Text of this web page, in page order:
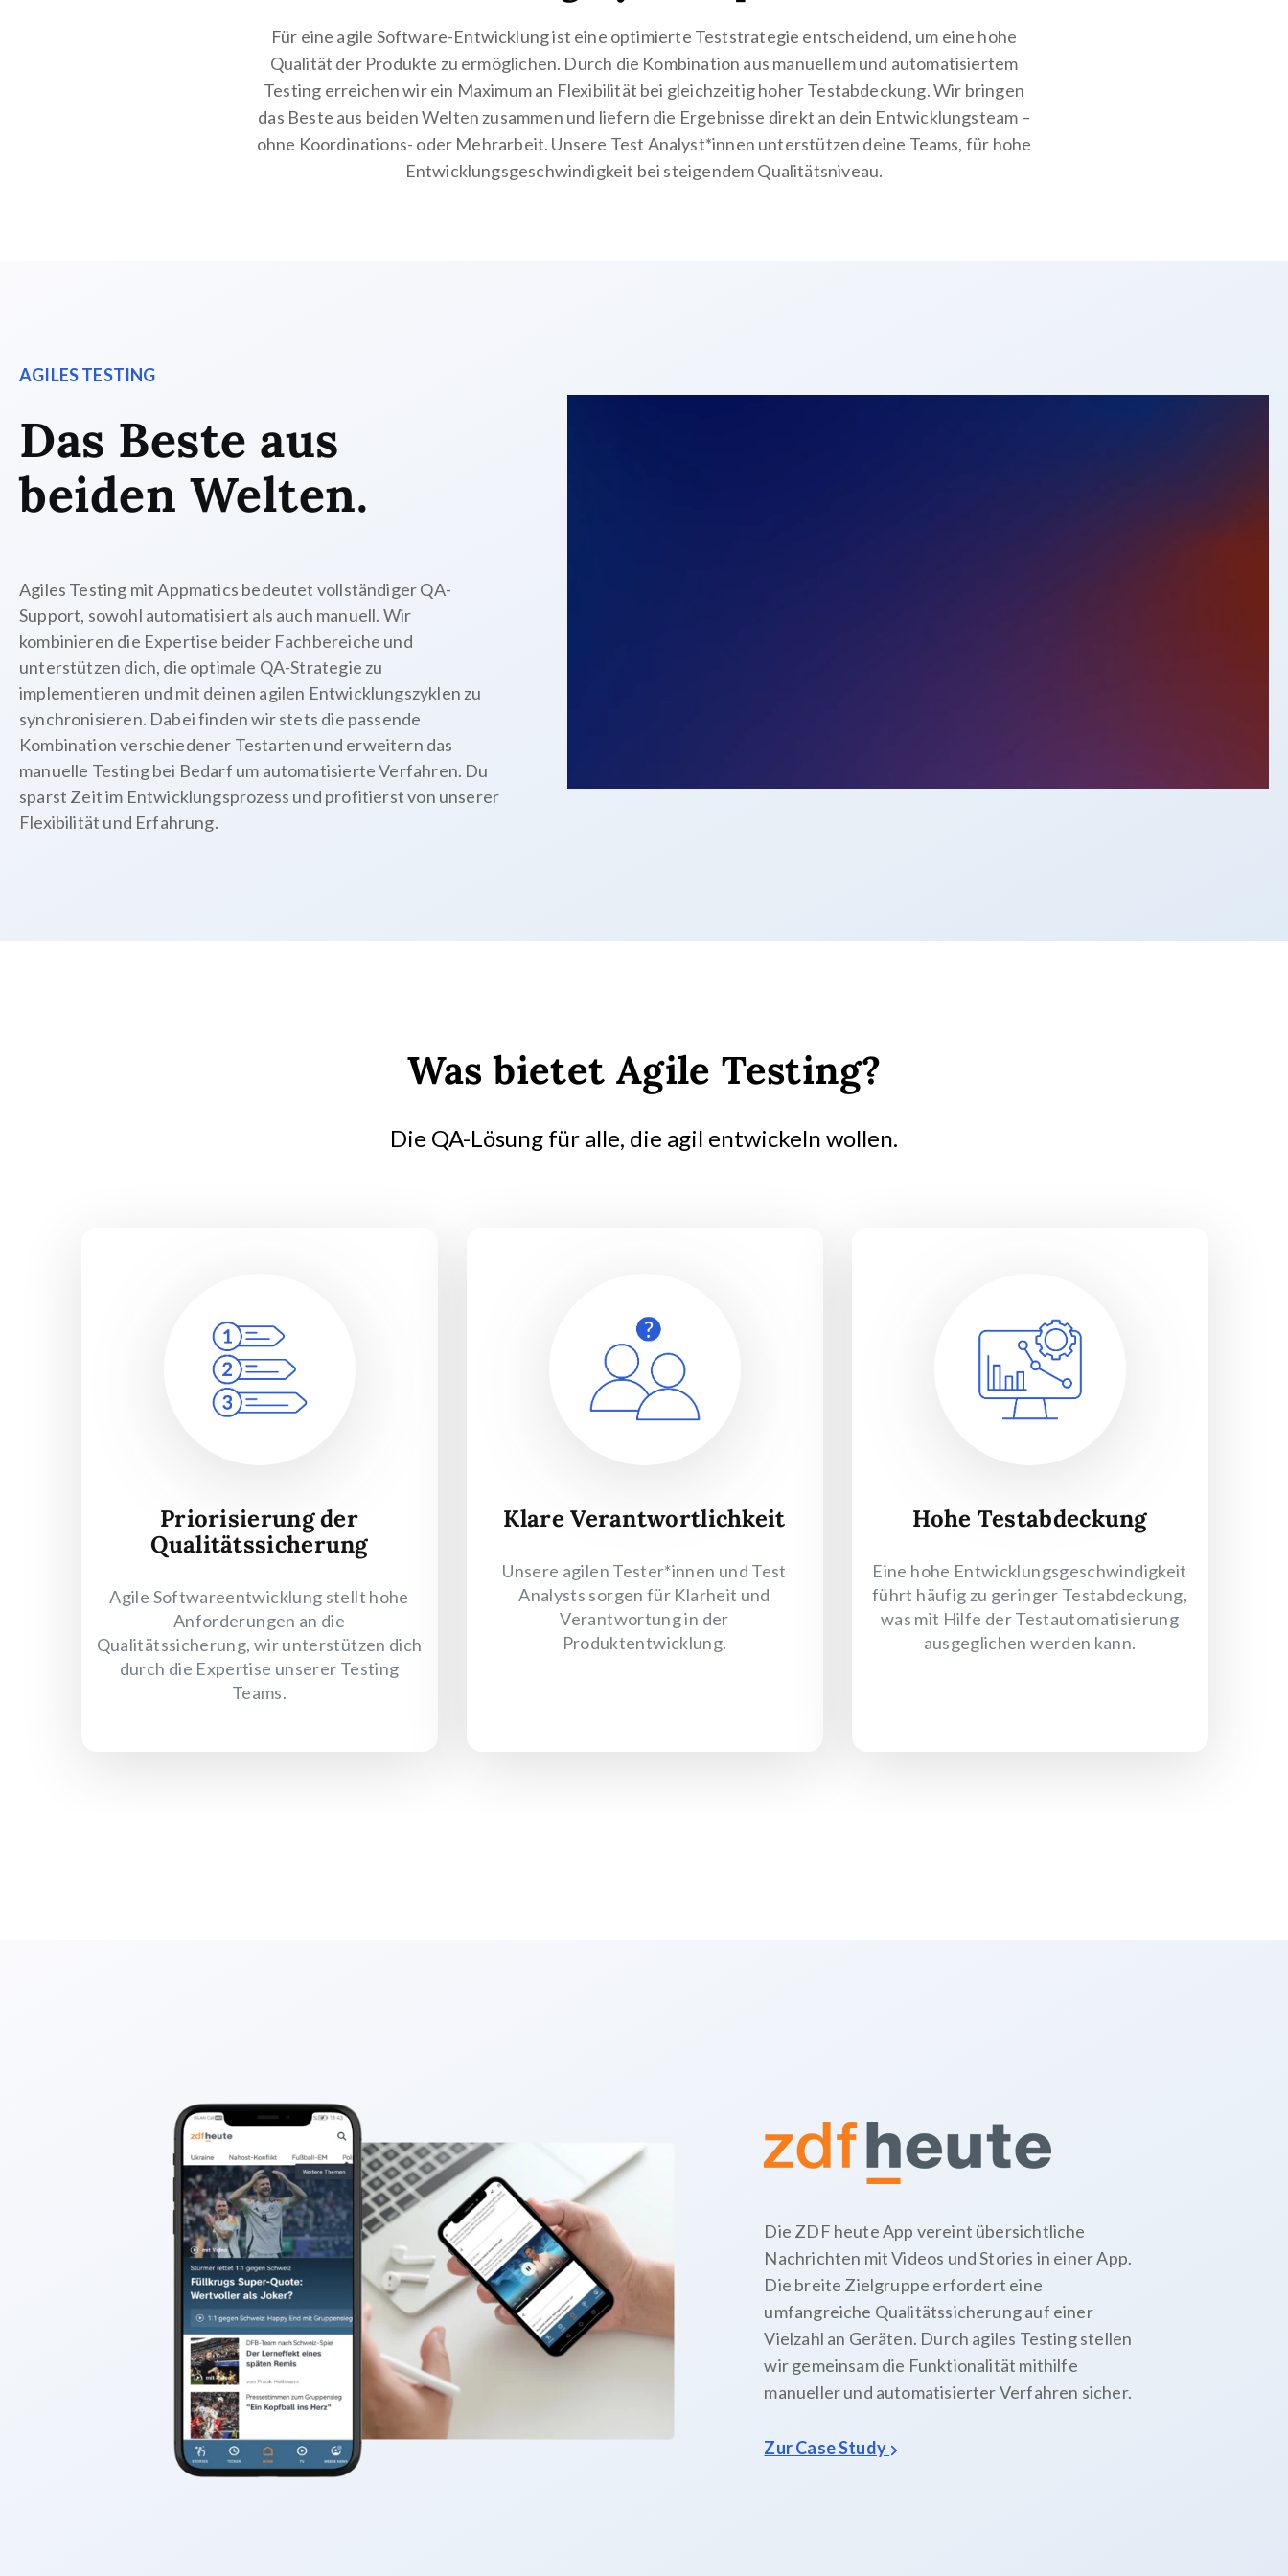
Für eine agile Software-Entwicklung ist eine optimierte Teststrategie entscheidend, um eine hohe
Qualität der Produkte zu ermöglichen. Durch die Kombination aus manuellem und automatisiertem
Testing erreichen wir ein Maximum an Flexibilität bei gleichzeitig hoher Testabdeckung.Wir bringen
das Beste aus beiden Welten zusammen und liefern die Ergebnisse direkt an dein Entwicklungsteam –
ohne Koordinations- oder Mehrarbeit. Unsere Test Analyst*innen unterstützen deine Teams, für hohe
Entwicklungsgeschwindigkeit bei steigendem Qualitätsniveau.
AGILES TESTING
Das Beste aus
beiden Welten.
Agiles Testing mit Appmatics bedeutet vollständiger QA-
Support, sowohl automatisiert als auch manuell. Wir
kombinieren die Expertise beider Fachbereiche und
unterstützen dich, die optimale QA-Strategie zu
implementieren und mit deinen agilen Entwicklungszyklen zu
synchronisieren. Dabei finden wir stets die passende
Kombination verschiedener Testarten und erweitern das
manuelle Testing bei Bedarf um automatisierte Verfahren. Du
sparst Zeit im Entwicklungsprozess und profitierst von unserer
Flexibilität und Erfahrung.
Was bietet Agile Testing?
Die QA-Lösung für alle, die agil entwickeln wollen.
Priorisierung der
Qualitätssicherung
Agile Softwareentwicklung stellt hohe
Anforderungen an die
Qualitätssicherung, wir unterstützen dich
durch die Expertise unserer Testing
Teams.
Klare Verantwortlichkeit
Unsere agilen Tester*innen und Test
Analysts sorgen für Klarheit und
Verantwortung in der
Produktentwicklung.
Hohe Testabdeckung
Eine hohe Entwicklungsgeschwindigkeit
führt häufig zu geringer Testabdeckung,
was mit Hilfe der Testautomatisierung
ausgeglichen werden kann.
Die ZDF heute App vereint übersichtliche
Nachrichten mit Videos und Stories in einer App.
Die breite Zielgruppe erfordert eine
umfangreiche Qualitätssicherung auf einer
Vielzahl an Geräten. Durch agiles Testing stellen
wir gemeinsam die Funktionalität mithilfe
manueller und automatisierter Verfahren sicher.
Zur Case Study